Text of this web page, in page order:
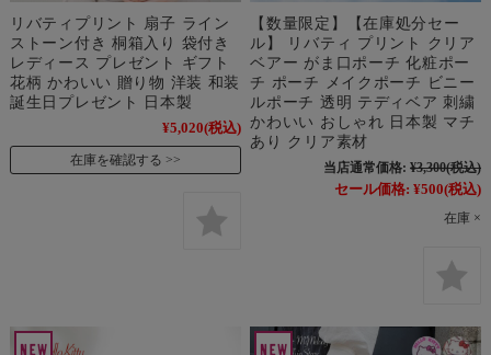
リバティプリント 扇子 ライン
ストーン付き 桐箱入り 袋付き
レディース プレゼント ギフト
花柄 かわいい 贈り物 洋装 和装
誕生日プレゼント 日本製
¥5,020(税込)
在庫を確認する
【数量限定】【在庫処分セー
ル】 リバティ プリント クリア
ベアー がま口ポーチ 化粧ポー
チ ポーチ メイクポーチ ビニー
ルポーチ 透明 テディベア 刺繍
かわいい おしゃれ 日本製 マチ
あり クリア素材
当店通常価格: ¥3,300(税込)
セール価格: ¥500(税込)
在庫 ×